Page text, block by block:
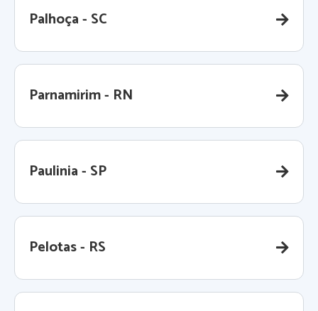
Palhoça - SC
Parnamirim - RN
Paulinia - SP
Pelotas - RS